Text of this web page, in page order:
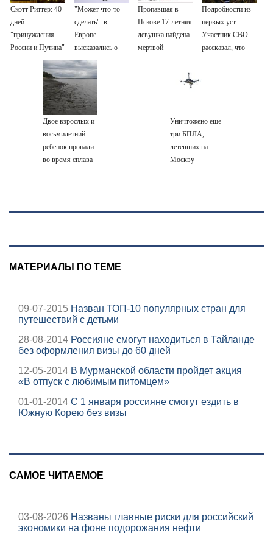
Скотт Риттер: 40
дней
"принуждения
России и Путина"
резко приблизили
крах режима
Зеленского
"Может что-то
сделать": в
Европе
высказались о
нападении России
Пропавшая в
Пскове 17-летняя
девушка найдена
мертвой
Подробности из
первых уст:
Участник СВО
рассказал, что
Двое взрослых и
восьмилетний
ребенок пропали
во время сплава
Уничтожено еще
три БПЛА,
летевших на
Москву
МАТЕРИАЛЫ ПО ТЕМЕ
09-07-2015 Назван ТОП-10 популярных стран для
путешествий с детьми
28-08-2014 Россияне смогут находиться в Тайланде
без оформления визы до 60 дней
12-05-2014 В Мурманской области пройдет акция
«В отпуск с любимым питомцем»
01-01-2014 C 1 января россияне смогут ездить в
Южную Корею без визы
САМОЕ ЧИТАЕМОЕ
03-08-2026 Названы главные риски для российский
экономики на фоне подорожания нефти